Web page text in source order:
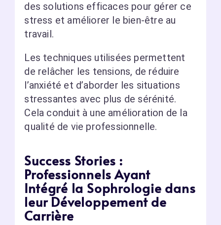
des solutions efficaces pour gérer ce
stress et améliorer le bien-être au
travail.
Les techniques utilisées permettent
de relâcher les tensions, de réduire
l’anxiété et d’aborder les situations
stressantes avec plus de sérénité.
Cela conduit à une amélioration de la
qualité de vie professionnelle.
Success Stories :
Professionnels Ayant
Intégré la Sophrologie dans
leur Développement de
Carrière